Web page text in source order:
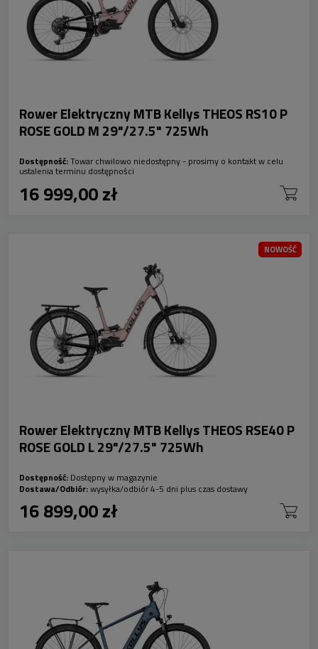
Rower Elektryczny MTB Kellys THEOS RS10 P
ROSE GOLD M 29"/27.5" 725Wh
Dostępność:Towar chwilowo niedostępny - prosimy o kontakt w celu
ustalenia terminu dostępności
16 999,00 zł
Rower Elektryczny MTB Kellys THEOS RSE40 P
ROSE GOLD L 29"/27.5" 725Wh
Dostępność: Dostępny w magazynie
Dostawa/Odbiór:wysyłka/odbiór 4-5 dni plus czas dostawy
16 899,00 zł
NOWOŚĆ